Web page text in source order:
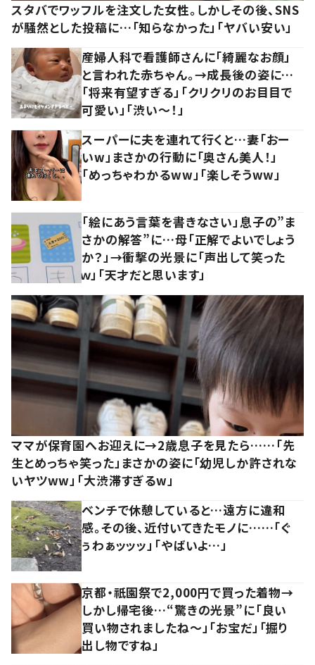
スタバでワッフルを注文した女性。しかしその後、SNS
が騒然とした投稿に…「知らなかった」「ヤバい安い」
産婦人科で看護師さんに「綺麗なお顔」
と言われた赤ちゃん。→成長後の姿に…
「将来有望すぎる」「クリクリのお目目で
可愛い」「渋い～！」
スーパーに夫を連れて行くと…妻「おー
いw」まさかの行動に「奥さん美人！」
「めっちゃわかるww」「楽しそうww」
「絵にあう言葉を書きなさい」息子の”ま
さかの解答”に…母「正解でよいでしょう
か？」→衝撃の光景に「声出して笑った
ｗ」「天才だと思います」
ママが保育園へお迎えに→2歳息子を見たら……「先
生とめっちゃ笑った」まさかの姿に「幼児しか許されな
いヤツww」「大渋滞すぎるw」
ベンチで休憩していると…遠方に違和
感。その後、近付いてきたモノに……「ぐ
ぅわぁッッッ」「やばいよ…」
京都・祇園祭で2,000円で買った着物→
しかし帰宅後…“驚きの光景”に「良い
買い物されましたね～」「お宝だ」「掘り
出し物ですね」